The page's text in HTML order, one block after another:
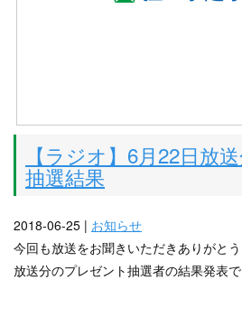
【ラジオ】6月22日放
抽選結果
2018-06-25 | お知らせ
今回も放送をお聞きいただきありがと
放送分のプレゼント抽選者の結果発表